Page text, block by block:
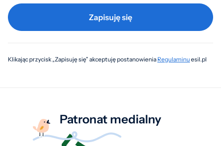
Zapisuję się
Klikając przycisk „Zapisuję się” akceptuję postanowienia Regulaminuesil.pl
Patronat medialny